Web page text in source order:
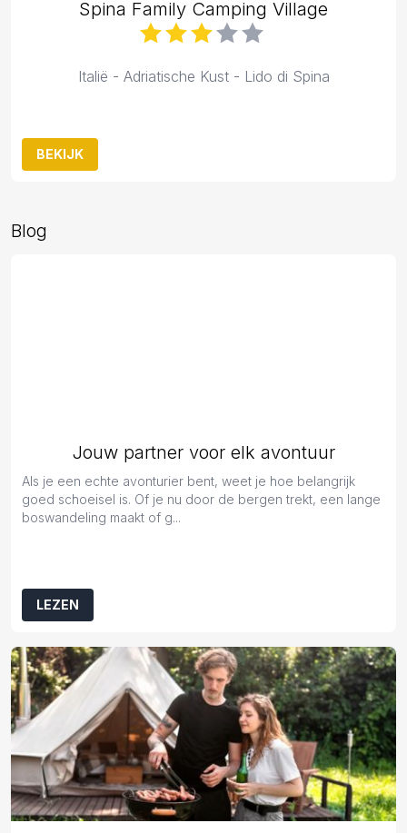
Spina Family Camping Village
Italië - Adriatische Kust - Lido di Spina
BEKIJK
Blog
Jouw partner voor elk avontuur
Als je een echte avonturier bent, weet je hoe belangrijk
goed schoeisel is. Of je nu door de bergen trekt, een lange
boswandeling maakt of g...
LEZEN